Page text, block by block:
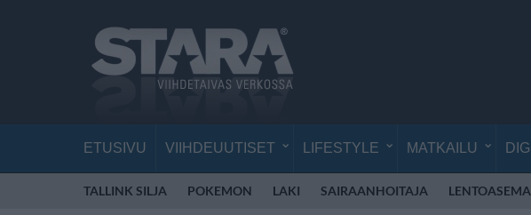
ETUSIVU VIIHDEUUTISET LIFESTYLE MATKAILU DIGI
TALLINK SILJA POKEMON LAKI SAIRAANHOITAJA LENTOASEMA